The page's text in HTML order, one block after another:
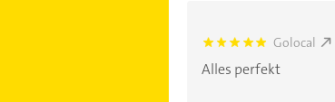
5.0 Golocal
Alles perfekt